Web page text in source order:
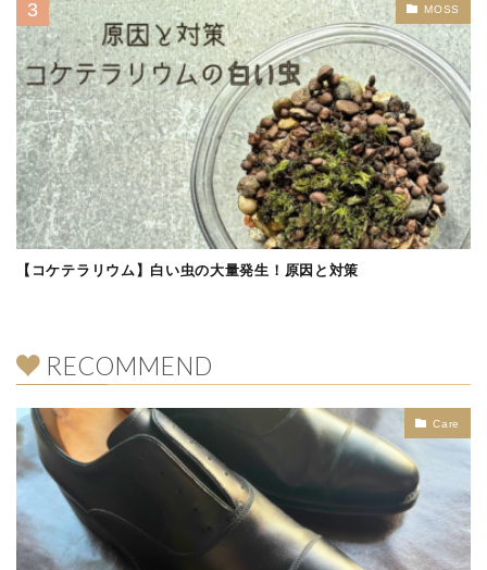
MOSS
【コケテラリウム】白い虫の大量発生！原因と対策
RECOMMEND
Care